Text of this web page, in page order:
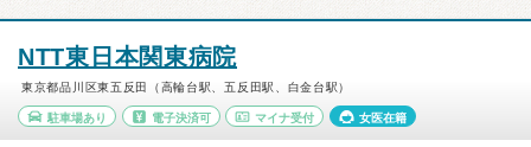
NTT東日本関東病院
東京都品川区東五反田（高輪台駅、五反田駅、白金台駅）
駐車場あり 電子決済可 マイナ受付 女医在籍